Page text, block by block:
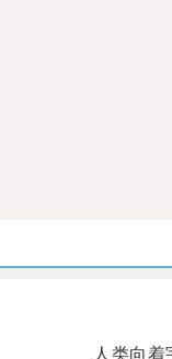
人类向着宇